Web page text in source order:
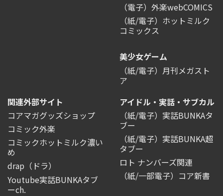
（電子）外楽webCOMICS
（紙/電子）ホットミルク
コミックス
美少女ゲーム
（紙/電子）月刊メガスト
ア
関連外部サイト
コアマガグッズショップ
コミック外楽
コミックホットミルク濃い
め
drap（ドラ）
Youtube実話BUNKAタブ
ーch.
アイドル・実話・サブカル
（紙/電子）実話BUNKAタ
ブー
（紙/電子）実話BUNKA超
タブー
ロト ナンバーズ関連
（紙/一部電子）コア新書